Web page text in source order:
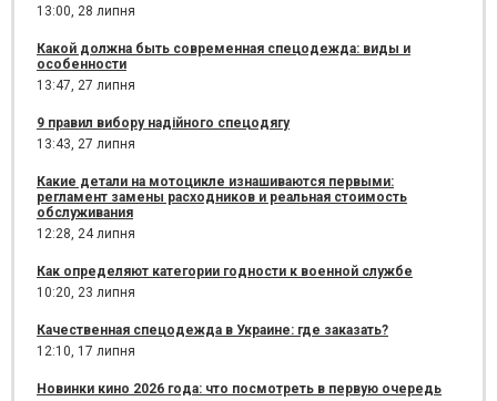
13:00, 28 липня
Какой должна быть современная спецодежда: виды и
особенности
13:47, 27 липня
9 правил вибору надійного спецодягу
13:43, 27 липня
Какие детали на мотоцикле изнашиваются первыми:
регламент замены расходников и реальная стоимость
обслуживания
12:28, 24 липня
Как определяют категории годности к военной службе
10:20, 23 липня
Качественная спецодежда в Украине: где заказать?
12:10, 17 липня
Новинки кино 2026 года: что посмотреть в первую очередь